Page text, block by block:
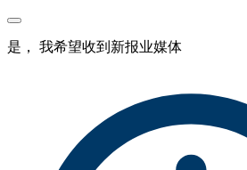
是， 我希望收到新报业媒体